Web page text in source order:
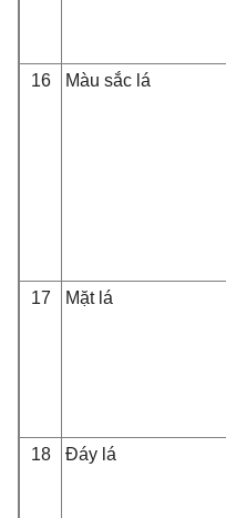
16
Màu sắc lá
17
Mặt lá
18
Đáy lá